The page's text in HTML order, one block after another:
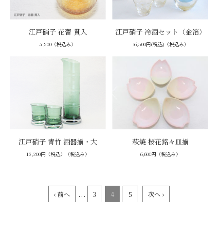
江戸硝子 花蕾 貫入
5,500（税込み）
江戸硝子 冷酒セット（金箔）
16,500円(税込)（税込み）
江戸硝子 青竹 酒器揃・大
13,200円（税込）（税込み）
萩焼 桜花銘々皿揃
6,600円（税込み）
‹ 前へ ... 3 4 5 次へ ›